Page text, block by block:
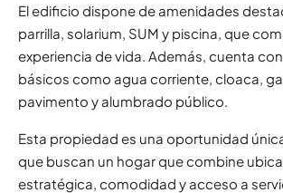
El edificio dispone de amenidades
parrilla, solarium, SUM y piscina, que
experiencia de vida. Además, cuenta
básicos como agua corriente, cloaca,
pavimento y alumbrado público.
Esta propiedad es una oportunidad
que buscan un hogar que combine
estratégica, comodidad y acceso a